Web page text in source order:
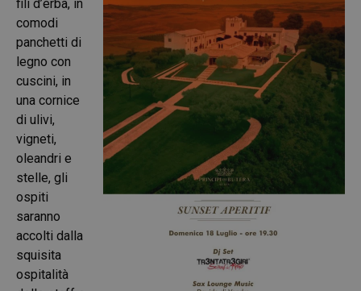
fili d’erba, in
comodi
panchetti di
legno con
cuscini, in
una cornice
di ulivi,
vigneti,
oleandri e
stelle, gli
ospiti
saranno
accolti dalla
squisita
ospitalità